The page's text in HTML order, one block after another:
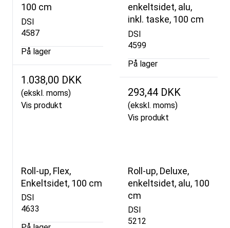
100 cm
DSI
4587
På lager
1.038,00 DKK
(ekskl. moms)
Vis produkt
enkeltsidet, alu,
inkl. taske, 100 cm
DSI
4599
På lager
293,44 DKK
(ekskl. moms)
Vis produkt
Roll-up, Flex,
Enkeltsidet, 100 cm
DSI
4633
Roll-up, Deluxe,
enkeltsidet, alu, 100
cm
DSI
5212